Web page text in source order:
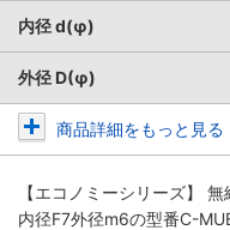
内径 d(φ)
外径 D(φ)
商品詳細をもっと見る
【エコノミーシリーズ】
内径F7外径m6の型番C-